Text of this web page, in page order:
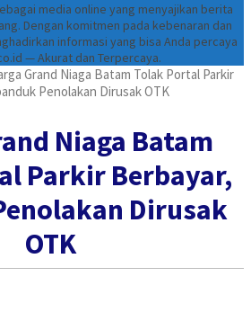
media online yang menyajikan berita
Dengan komitmen pada kebenaran dan
informasi yang bisa Anda percaya
— Akurat dan Terpercaya.
Grand Niaga Batam Tolak Portal Parkir
Penolakan Dirusak OTK
Niaga Batam
Parkir Berbayar,
Dirusak
OTK